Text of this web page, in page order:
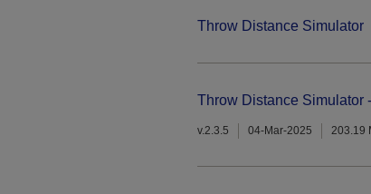
Throw Distance Simulator
Throw Distance Simulator
v.2.3.5 04-Mar-2025 203.19